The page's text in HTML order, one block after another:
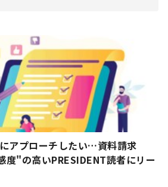
アプローチしたい…資料請求
"の高いPRESIDENT読者にリー